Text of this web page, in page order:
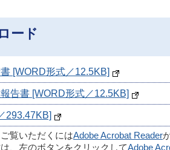
ード
[WORD形式／12.5KB]
告書 [WORD形式／12.5KB]
293.47KB]
覧いただくにはAdobe Acrobat Reader
、左のボタンをクリックしてAdobe